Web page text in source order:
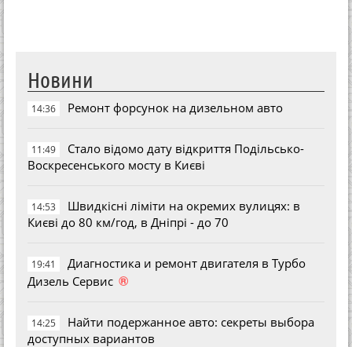
Новини
14:36 Ремонт форсунок на дизельном авто
11:49
Стало відомо дату відкриття Подільсько-
Воскресенського мосту в Києві
14:53
Швидкісні ліміти на окремих вулицях: в
Києві до 80 км/год, в Дніпрі - до 70
19:41
Диагностика и ремонт двигателя в Турбо
Дизель Сервис ®
14:25
Найти подержанное авто: секреты выбора
доступных вариантов